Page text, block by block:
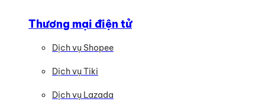
Thương mại điện tử
Dịch vụ Shopee
Dịch vụ Tiki
Dịch vụ Lazada